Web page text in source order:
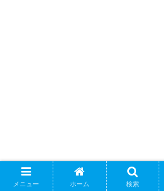
メニュー ホーム 検索